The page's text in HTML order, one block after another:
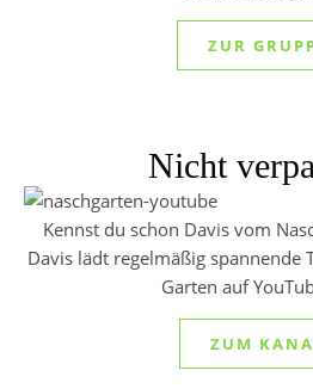
ZUR
Nicht
Kennst du schon Davis vom
Davis lädt regelmäßig spannende
Garten auf
ZUM